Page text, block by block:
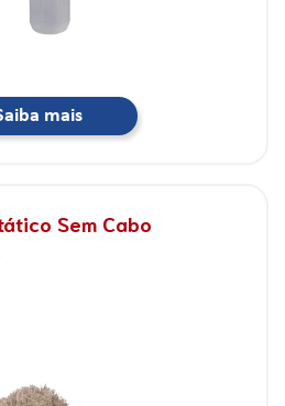
mais
Sem Cabo